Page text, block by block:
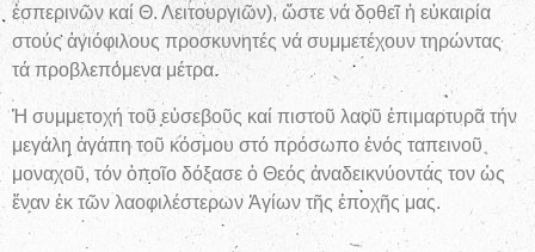
ἑσπερινῶν καί Θ. Λειτουργιῶν), ὥστε νά δοθεῖ ἡ εὐκαιρία
στούς ἁγιόφιλους προσκυνητές νά συμμετέχουν τηρώντας
τά προβλεπόμενα μέτρα.
Ἡ συμμετοχή τοῦ εὐσεβοῦς καί πιστοῦ λαοῦ ἐπιμαρτυρᾶ τήν
μεγάλη ἀγάπη τοῦ κόσμου στό πρόσωπο ἑνός ταπεινοῦ
μοναχοῦ, τόν ὁποῖο δόξασε ὁ Θεός ἀναδεικνύοντάς τον ὡς
ἕναν ἐκ τῶν λαοφιλέστερων Ἁγίων τῆς ἐποχῆς μας.